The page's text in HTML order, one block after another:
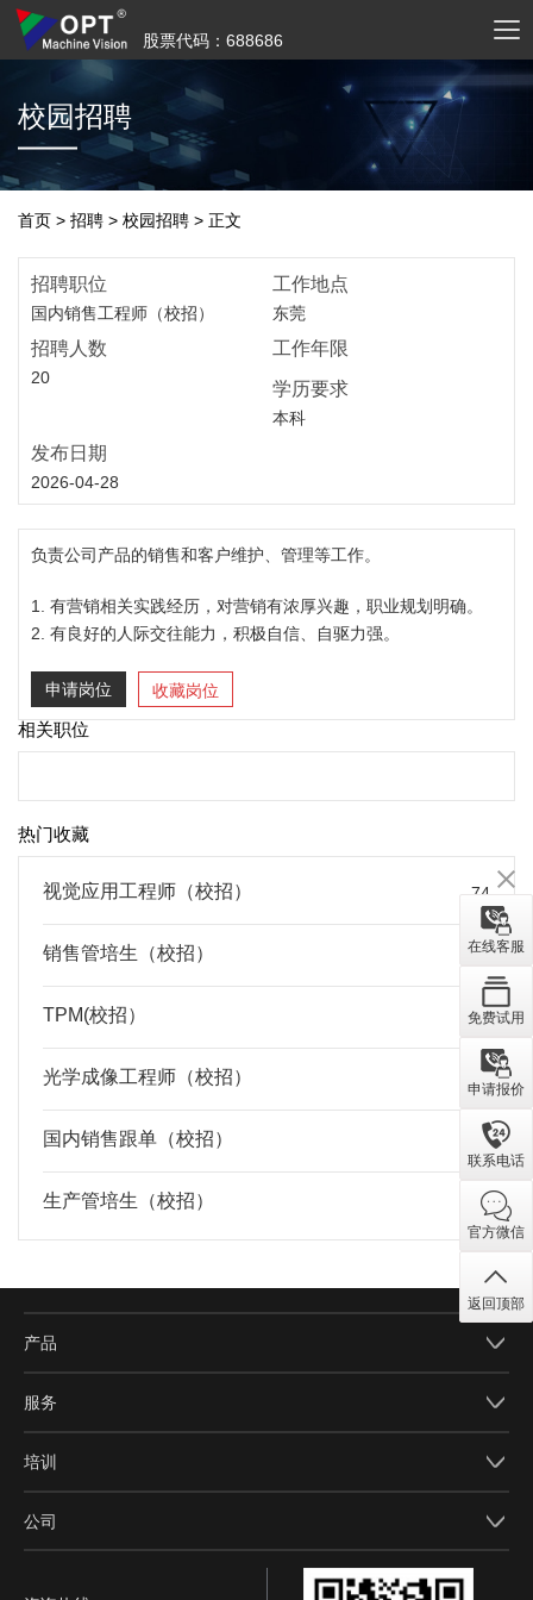
股票代码：688686
校园招聘
首页 > 招聘 > 校园招聘 > 正文
招聘职位
国内销售工程师（校招）
工作地点
东莞
招聘人数
20
工作年限
学历要求
本科
发布日期
2026-04-28
负责公司产品的销售和客户维护、管理等工作。
1. 有营销相关实践经历，对营销有浓厚兴趣，职业规划明确。
2. 有良好的人际交往能力，积极自信、自驱力强。
申请岗位 收藏岗位
相关职位
热门收藏
视觉应用工程师（校招） 74
销售管培生（校招） 25
TPM(校招） 20
光学成像工程师（校招） 19
国内销售跟单（校招） 1
生产管培生（校招） 1
产品
服务
培训
公司
在线客服
免费试用
申请报价
联系电话
官方微信
返回顶部